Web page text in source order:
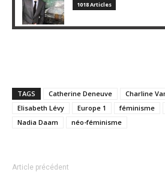
1018 Articles
TAGS Catherine Deneuve
Charline
Elisabeth Lévy
Europe 1 féminisme
Nadia Daam
néo-féminisme
Article précédent